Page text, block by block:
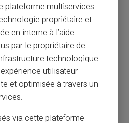
Carte prépayée
sans compte, ça
plateforme multiservices
propriétaire et
en interne à l’aide
par le propriétaire de
technologique
utilisateur
et optimisée à travers un
via cette plateforme